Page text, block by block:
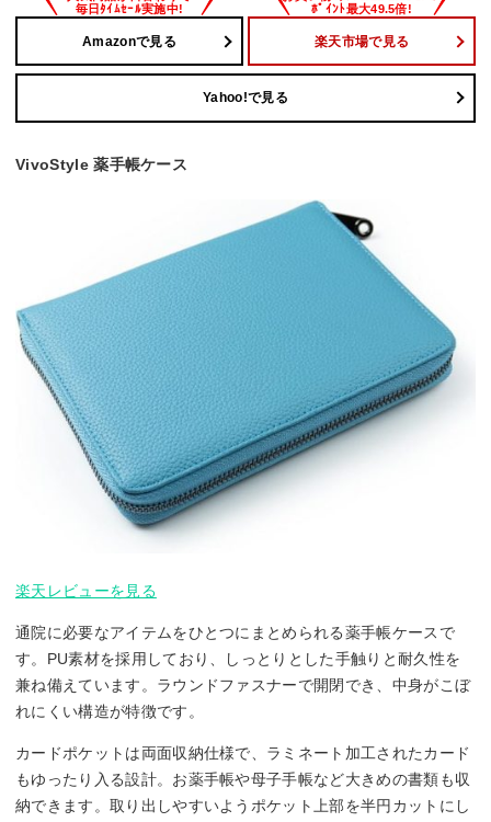
Amazonで見る 楽天市場で見る
Yahoo!で見る
VivoStyle 薬手帳ケース
楽天レビューを見る
通院に必要なアイテムをひとつにまとめられる薬手帳ケースで
す。PU素材を採用しており、しっとりとした手触りと耐久性を
兼ね備えています。ラウンドファスナーで開閉でき、中身がこぼ
れにくい構造が特徴です。
カードポケットは両面収納仕様で、ラミネート加工されたカード
もゆったり入る設計。お薬手帳や母子手帳など大きめの書類も収
納できます。取り出しやすいようポケット上部を半円カットにし